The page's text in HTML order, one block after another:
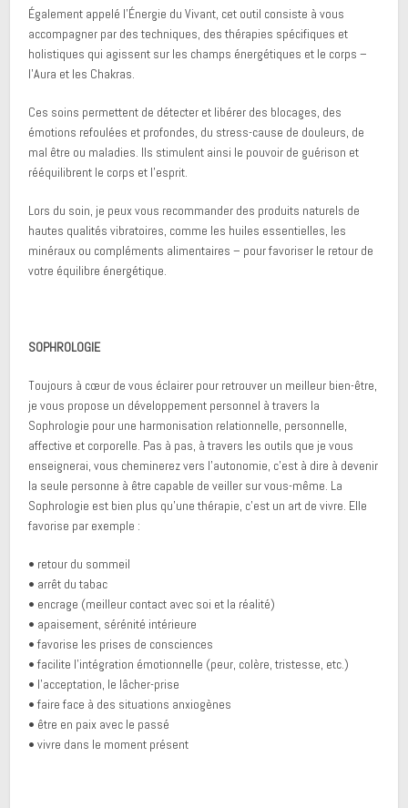
Également appelé l’Énergie du Vivant, cet outil consiste à vous
accompagner par des techniques, des thérapies spécifiques et
holistiques qui agissent sur les champs énergétiques et le corps –
l’Aura et les Chakras.
Ces soins permettent de détecter et libérer des blocages, des
émotions refoulées et profondes, du stress-cause de douleurs, de
mal être ou maladies. Ils stimulent ainsi le pouvoir de guérison et
rééquilibrent le corps et l’esprit.
Lors du soin, je peux vous recommander des produits naturels de
hautes qualités vibratoires, comme les huiles essentielles, les
minéraux ou compléments alimentaires – pour favoriser le retour de
votre équilibre énergétique.
SOPHROLOGIE
Toujours à cœur de vous éclairer pour retrouver un meilleur bien-être,
je vous propose un développement personnel à travers la
Sophrologie pour une harmonisation relationnelle, personnelle,
affective et corporelle. Pas à pas, à travers les outils que je vous
enseignerai, vous cheminerez vers l’autonomie, c’est à dire à devenir
la seule personne à être capable de veiller sur vous-même. La
Sophrologie est bien plus qu’une thérapie, c’est un art de vivre. Elle
favorise par exemple :
• retour du sommeil
• arrêt du tabac
• encrage (meilleur contact avec soi et la réalité)
• apaisement, sérénité intérieure
• favorise les prises de consciences
• facilite l’intégration émotionnelle (peur, colère, tristesse, etc.)
• l’acceptation, le lâcher-prise
• faire face à des situations anxiogènes
• être en paix avec le passé
• vivre dans le moment présent